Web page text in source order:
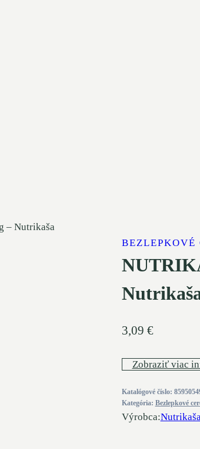
– Nutrikaša
3,09 €
Zobraziť viac
Katalógové číslo:
Kategória: Bezlepkové
Výrobca: